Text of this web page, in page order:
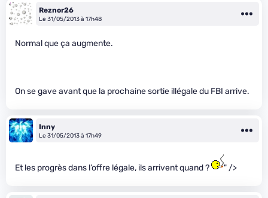
Reznor26
Le 31/05/2013 à 17h48
Normal que ça augmente.
On se gave avant que la prochaine sortie illégale du FBI arrive.
Inny
Le 31/05/2013 à 17h49
Et les progrès dans l’offre légale, ils arrivent quand ? " />